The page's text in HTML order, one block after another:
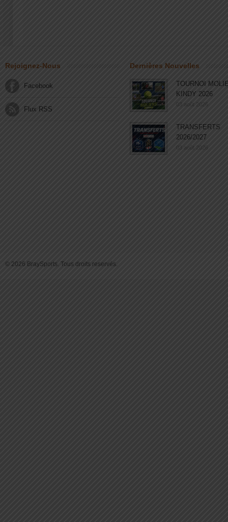
Rejoignez-Nous
Facebook
Flux RSS
Dernières Nouvelles
TOURNOI
KINDY 2026
03 août 2026
TRANSFERTS
2026/2027
03 août 2026
© 2026 BraySports. Tous droits reservés.